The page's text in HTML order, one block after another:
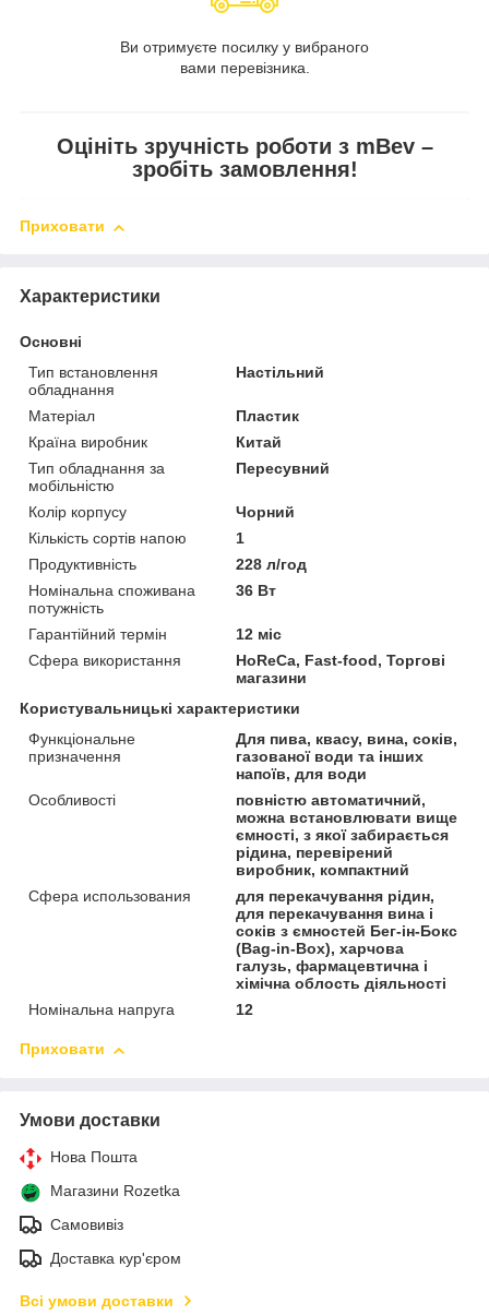
Ви отримуєте посилку у вибраного
вами перевізника.
Оцініть зручність роботи з mBev –
зробіть замовлення!
Приховати
Характеристики
Основні
Тип встановлення
обладнання
Настільний
Матеріал
Пластик
Країна виробник
Китай
Тип обладнання за
мобільністю
Пересувний
Колір корпусу
Чорний
Кількість сортів напою
1
Продуктивність
228 л/год
Номінальна споживана
потужність
36 Вт
Гарантійний термін
12 міс
Сфера використання
HoReCa, Fast-food, Торгові
магазини
Користувальницькі характеристики
Функціональне
призначення
Для пива, квасу, вина, соків,
газованої води та інших
напоїв, для води
Особливості
повністю автоматичний,
можна встановлювати вище
ємності, з якої забирається
рідина, перевірений
виробник, компактний
Сфера использования
для перекачування рідин,
для перекачування вина і
соків з ємностей Бег-ін-Бокс
(Bag-in-Box), харчова
галузь, фармацевтична і
хімічна облость діяльності
Номінальна напруга
12
Приховати
Умови доставки
Нова Пошта
Магазини Rozetka
Самовивіз
Доставка кур'єром
Всі умови доставки